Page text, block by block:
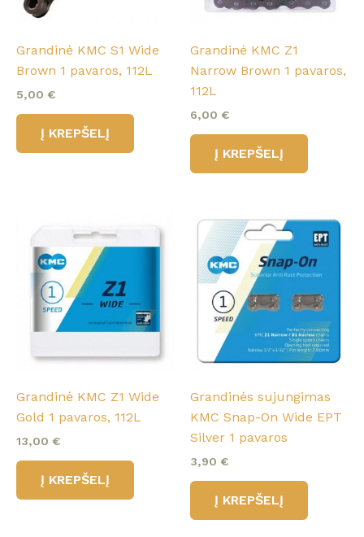
Grandinė KMC S1 Wide
Brown 1 pavaros, 112L
5,00 €
Į KREPŠELĮ
Grandinė KMC Z1
Narrow Brown 1 pavaros,
112L
6,00 €
Į KREPŠELĮ
Grandinė KMC Z1 Wide
Gold 1 pavaros, 112L
13,00 €
Į KREPŠELĮ
Grandinės sujungimas
KMC Snap-On Wide EPT
Silver 1 pavaros
3,90 €
Į KREPŠELĮ